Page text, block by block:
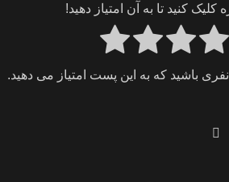
کنید تا به آن امتیاز دهید!
نفری باشید که به این پست امتیاز می دهید.